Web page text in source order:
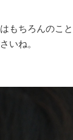
もちろんのこ
いね。